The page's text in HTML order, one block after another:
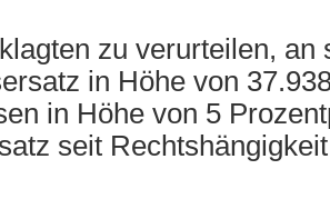
zu verurteilen, an
in Höhe von
in Höhe von 5
seit